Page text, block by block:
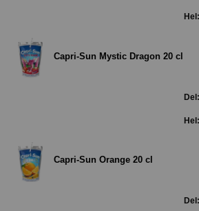
Capri-Sun Mystic Dragon 20 cl
Capri-Sun Orange 20 cl